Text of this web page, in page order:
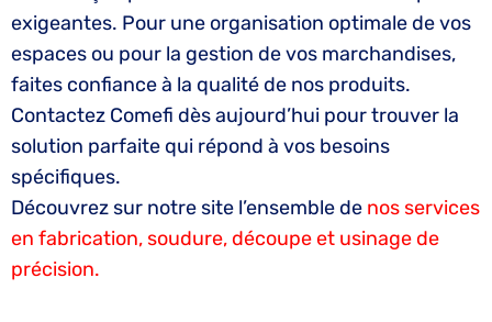
exigeantes. Pour une organisation optimale de vos
espaces ou pour la gestion de vos marchandises,
faites confiance à la qualité de nos produits.
Contactez Comefi dès aujourd’hui pour trouver la
solution parfaite qui répond à vos besoins
spécifiques.
Découvrez sur notre site l’ensemble de nos services
en fabrication, soudure, découpe et usinage de
précision.